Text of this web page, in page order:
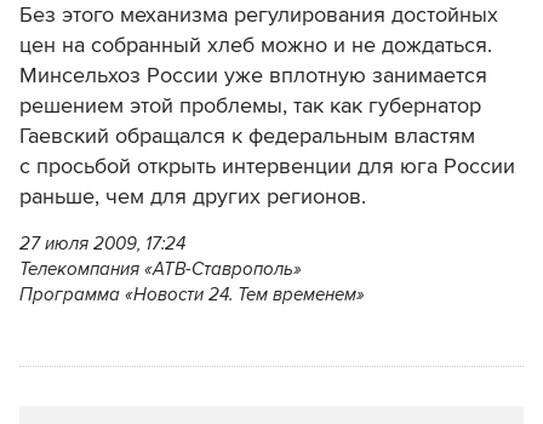
Без этого механизма регулирования достойных
цен на собранный хлеб можно и не дождаться.
Минсельхоз России уже вплотную занимается
решением этой проблемы, так как губернатор
Гаевский обращался к федеральным властям
с просьбой открыть интервенции для юга России
раньше, чем для других регионов.
27 июля 2009, 17:24
Телекомпания «АТВ-Ставрополь»
Программа «Новости 24. Тем временем»